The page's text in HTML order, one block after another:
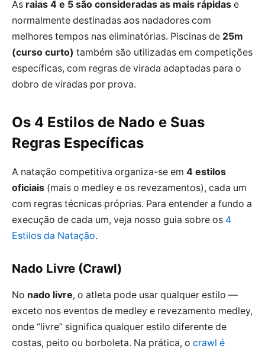
As raias 4 e 5 são consideradas as mais rápidas e
normalmente destinadas aos nadadores com
melhores tempos nas eliminatórias. Piscinas de 25m
(curso curto) também são utilizadas em competições
específicas, com regras de virada adaptadas para o
dobro de viradas por prova.
Os 4 Estilos de Nado e Suas
Regras Específicas
A natação competitiva organiza-se em 4 estilos
oficiais (mais o medley e os revezamentos), cada um
com regras técnicas próprias. Para entender a fundo a
execução de cada um, veja nosso guia sobre os 4
Estilos da Natação.
Nado Livre (Crawl)
No nado livre, o atleta pode usar qualquer estilo —
exceto nos eventos de medley e revezamento medley,
onde “livre” significa qualquer estilo diferente de
costas, peito ou borboleta. Na prática, o crawl é